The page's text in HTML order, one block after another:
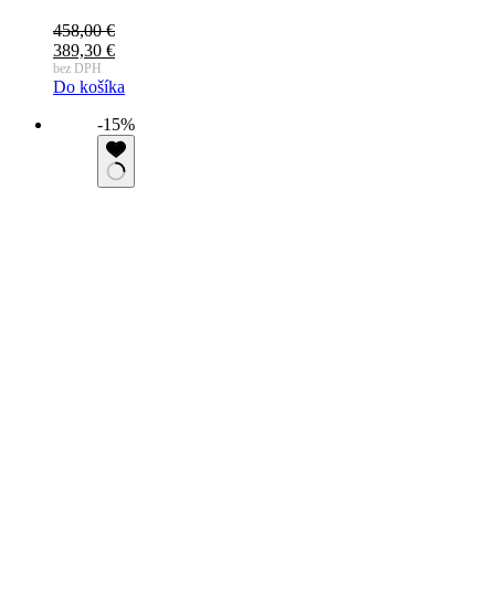
458,00€
389,30 €
bez DPH
Do košíka
-15%